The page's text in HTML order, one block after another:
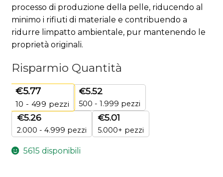
processo di produzione della pelle, riducendo al
minimo i rifiuti di materiale e contribuendo a
ridurre limpatto ambientale, pur mantenendo le
proprietà originali.
Risparmio Quantità
€5.77
10 - 499 pezzi
€5.52
500 - 1.999 pezzi
€5.26
2.000 - 4.999 pezzi
€5.01
5.000+ pezzi
5615 disponibili